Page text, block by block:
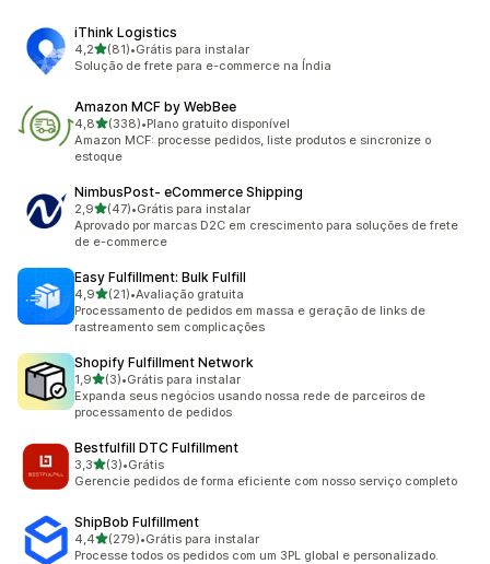
iThink Logistics
4,2de 5 estrelas
(81)
81 avaliações ao todo
•Grátis para instalar
Solução de frete para e-commerce na Índia
Amazon MCF by WebBee
4,8de 5 estrelas
(338)
338 avaliações ao todo
•Plano gratuito disponível
Amazon MCF: processe pedidos, liste produtos e sincronize o
estoque
NimbusPost‑ eCommerce Shipping
2,9de 5 estrelas
(47)
47 avaliações ao todo
•Grátis para instalar
Aprovado por marcas D2C em crescimento para soluções de frete
de e-commerce
Easy Fulfillment: Bulk Fulfill
4,9de 5 estrelas
(21)
21 avaliações ao todo
•Avaliação gratuita
Processamento de pedidos em massa e geração de links de
rastreamento sem complicações
Shopify Fulfillment Network
1,9de 5 estrelas
(3)
3 avaliações ao todo
•Grátis para instalar
Expanda seus negócios usando nossa rede de parceiros de
processamento de pedidos
Bestfulfill DTC Fulfillment
3,3de 5 estrelas
(3)
3 avaliações ao todo
•Grátis
Gerencie pedidos de forma eficiente com nosso serviço completo
ShipBob Fulfillment
4,4de 5 estrelas
(279)
279 avaliações ao todo
•Grátis para instalar
Processe todos os pedidos com um 3PL global e personalizado.